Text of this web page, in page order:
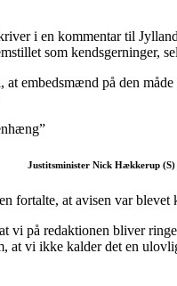
i en kommentar til
som kendsgerninger,
embedsmænd på den
Justitsminister Nick Hækkerup
fortalte, at avisen var blevet
vi på redaktionen bliver
vi ikke kalder det en